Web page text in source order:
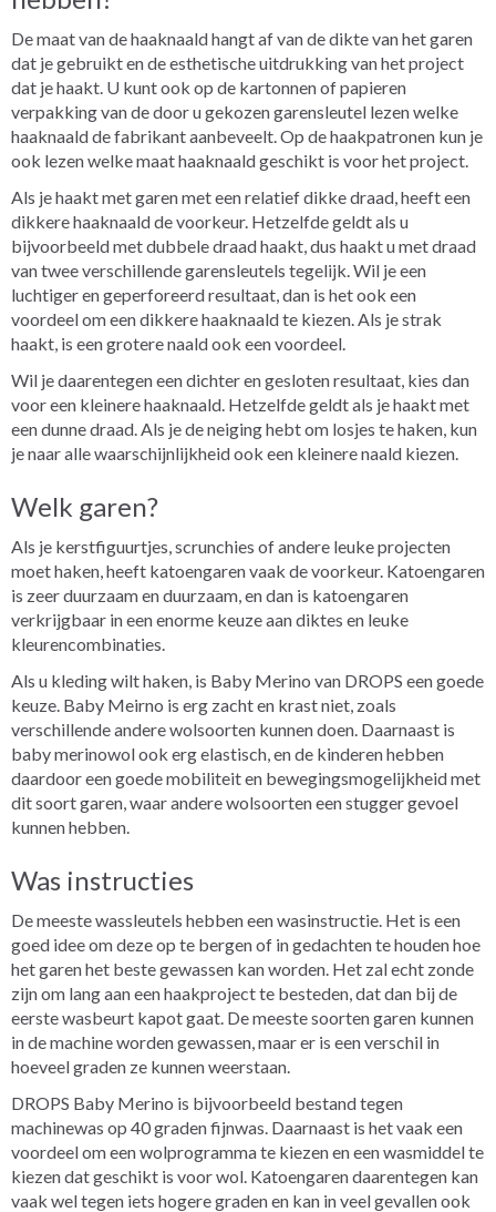
De maat van de haaknaald hangt af van de dikte van het garen
dat je gebruikt en de esthetische uitdrukking van het project
dat je haakt. U kunt ook op de kartonnen of papieren
verpakkingvan de door u gekozen garensleutel lezen welke
haaknaald de fabrikant aanbeveelt. Op de haakpatronen kun je
ook lezen welke maat haaknaald geschikt is voor het project.
Als je haakt met garen met een relatief dikke draad, heeft een
dikkere haaknaald de voorkeur. Hetzelfde geldt als u
bijvoorbeeld met dubbele draad haakt, dus haakt u met draad
van twee verschillende garensleutels tegelijk. Wil je een
luchtiger en geperforeerd resultaat, dan is het ook een
voordeel om een dikkere haaknaald te kiezen. Als je strak
haakt, is een grotere naald ook een voordeel.
Wil je daarentegen een dichter en gesloten resultaat, kies dan
voor een kleinere haaknaald. Hetzelfde geldt als je haakt met
een dunne draad. Als je de neiging hebt om losjes te haken, kun
je naar alle waarschijnlijkheid ook een kleinere naald kiezen.
Welk garen?
Als je kerstfiguurtjes, scrunchies of andere leuke projecten
moet haken, heeft katoengarenvaak de voorkeur. Katoengaren
is zeer duurzaam en duurzaam, en dan is katoengaren
verkrijgbaar in een enorme keuze aan diktes en leuke
kleurencombinaties.
Als u kleding wilt haken, is Baby Merino van DROPS een goede
keuze. Baby Meirno is erg zacht en krast niet, zoals
verschillende andere wolsoorten kunnen doen. Daarnaast is
baby merinowol ook erg elastisch, en de kinderen hebben
daardoor een goede mobiliteit en bewegingsmogelijkheid met
dit soort garen, waar andere wolsoorten een stugger gevoel
kunnen hebben.
Was instructies
De meeste wassleutels hebben een wasinstructie. Het is een
goed idee om deze op te bergen of in gedachten te houden hoe
het garen het beste gewassen kan worden. Het zal echt zonde
zijn om lang aan een haakproject te besteden, dat dan bij de
eerste wasbeurt kapot gaat. De meeste soorten garen kunnen
in de machine worden gewassen, maar er is een verschil in
hoeveel graden ze kunnen weerstaan.
DROPS Baby Merino is bijvoorbeeld bestand tegen
machinewas op 40 graden fijnwas. Daarnaast is het vaak een
voordeel om een wolprogramma te kiezen en een wasmiddel te
kiezen dat geschikt is voor wol. Katoengaren daarentegen kan
vaak wel tegen iets hogere graden en kan in veel gevallen ook